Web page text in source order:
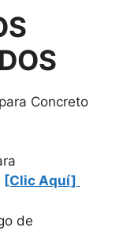
Concreto
[Clic Aquí]
de